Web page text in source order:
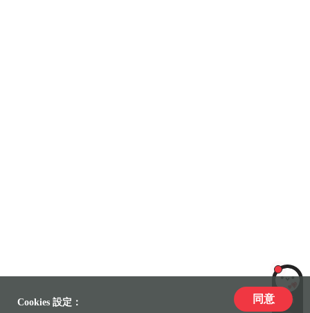
LiLi
Cookies 設定： 同意